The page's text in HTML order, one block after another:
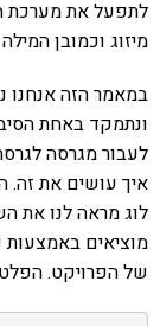
מיזוג וכמובן
במאמר הזה אנחנו
ונתמקד באחת
לעבור מגרסה
איך עושים את זה.
לוג מראה לנו את
של הפרויקט.